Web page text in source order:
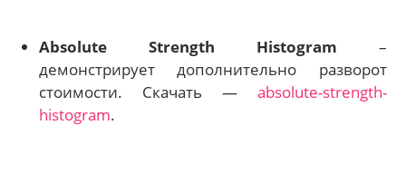
Absolute Strength Histogram –
демонстрирует дополнительно разворот
стоимости. Скачать — absolute-strength-
histogram.